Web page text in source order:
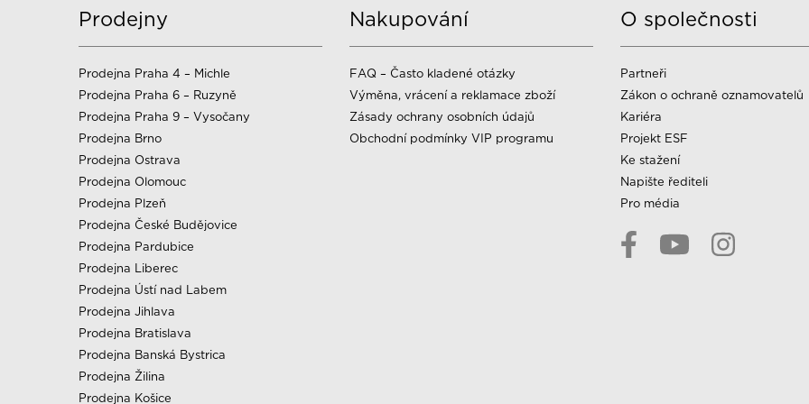
Prodejny
Prodejna Praha 4 – Michle
Prodejna Praha 6 – Ruzyně
Prodejna Praha 9 – Vysočany
Prodejna Brno
Prodejna Ostrava
Prodejna Olomouc
Prodejna Plzeň
Prodejna České Budějovice
Prodejna Pardubice
Prodejna Liberec
Prodejna Ústí nad Labem
Prodejna Jihlava
Prodejna Bratislava
Prodejna Banská Bystrica
Prodejna Žilina
Prodejna Košice
Nakupování
FAQ – Často kladené otázky
Výměna, vrácení a reklamace zboží
Zásady ochrany osobních údajů
Obchodní podmínky VIP programu
O společnosti
Partneři
Zákon o ochraně oznamovatelů
Kariéra
Projekt ESF
Ke stažení
Napište řediteli
Pro média